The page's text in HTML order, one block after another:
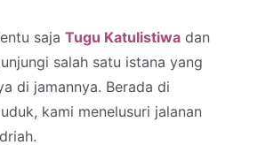
saja Tugu Katulistiwa dan
salah satu istana yang
di jamannya. Berada di
kami menelusuri jalanan